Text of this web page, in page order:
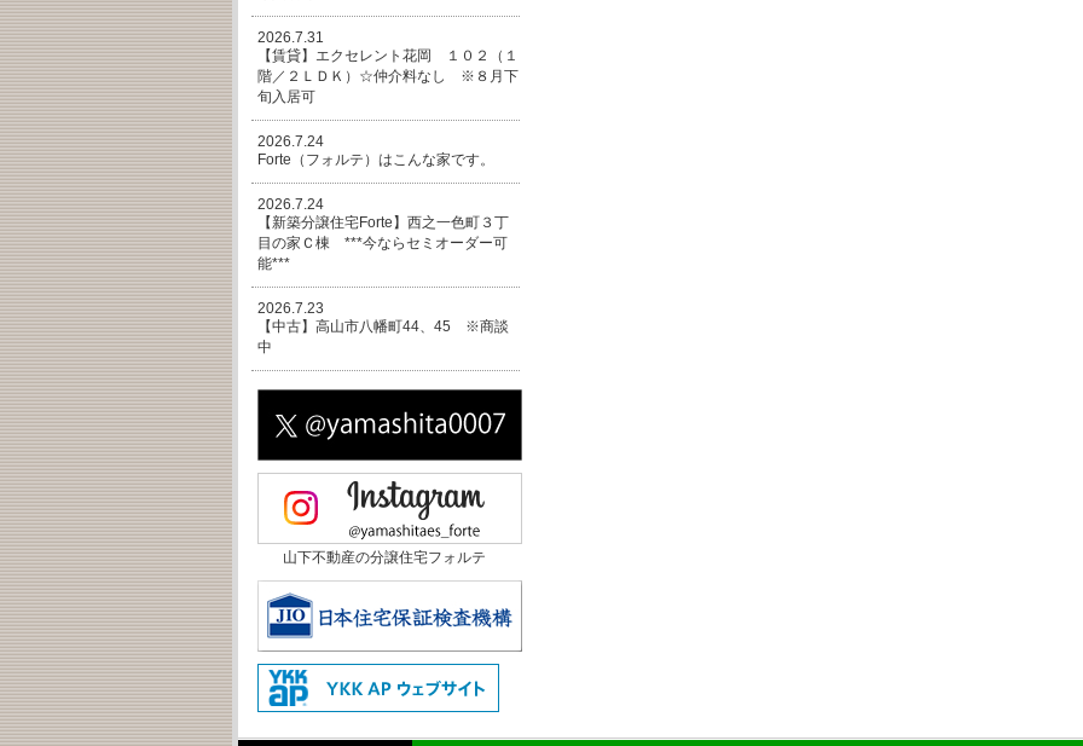
2026.7.31
【賃貸】エクセレント花岡 １０２（１
階／２ＬＤＫ）☆仲介料なし ※８月下
旬入居可
2026.7.24
Forte（フォルテ）はこんな家です。
2026.7.24
【新築分譲住宅Forte】西之一色町３丁
目の家Ｃ棟 ***今ならセミオーダー可
能***
2026.7.23
【中古】高山市八幡町44、45 ※商談
中
山下不動産の分譲住宅フォルテ